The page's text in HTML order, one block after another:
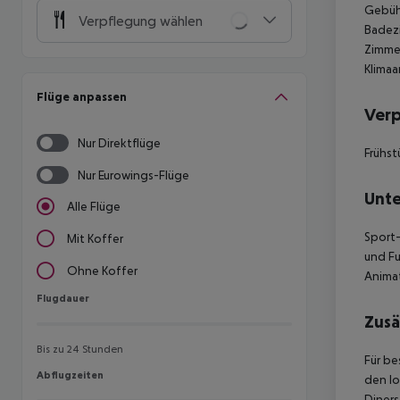
Verpflegung wählen
Flüge anpassen
Nur Direktflüge
Nur Eurowings-Flüge
Alle Flüge
Mit Koffer
Ohne Koffer
Flugdauer
Flugdauer
Bis zu 24 Stunden
Abflugzeiten
Abflugzeiten
und
Für
den